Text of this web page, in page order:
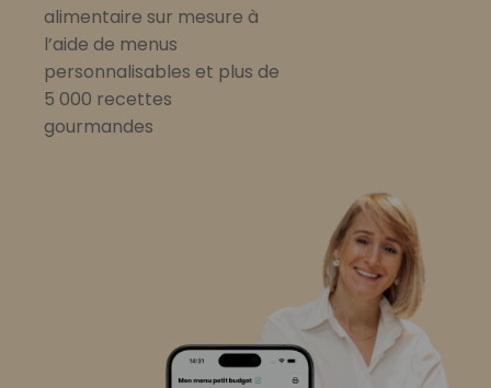
alimentaire sur mesure à
l’aide de menus
personnalisables et plus de
5 000 recettes
gourmandes